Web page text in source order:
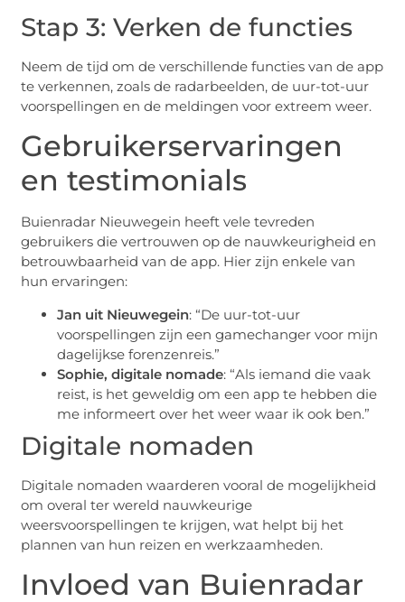
Stap 3: Verken de functies
Neem de tijd om de verschillende functies van de app
te verkennen, zoals de radarbeelden, de uur-tot-uur
voorspellingen en de meldingen voor extreem weer.
Gebruikerservaringen
en testimonials
Buienradar Nieuwegein heeft vele tevreden
gebruikers die vertrouwen op de nauwkeurigheid en
betrouwbaarheid van de app. Hier zijn enkele van
hun ervaringen:
Jan uit Nieuwegein: “De uur-tot-uur
voorspellingen zijn een gamechanger voor mijn
dagelijkse forenzenreis.”
Sophie, digitale nomade: “Als iemand die vaak
reist, is het geweldig om een app te hebben die
me informeert over het weer waar ik ook ben.”
Digitale nomaden
Digitale nomaden waarderen vooral de mogelijkheid
om overal ter wereld nauwkeurige
weersvoorspellingen te krijgen, wat helpt bij het
plannen van hun reizen en werkzaamheden.
Invloed van Buienradar